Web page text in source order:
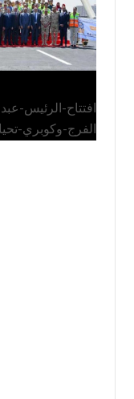
افتتاح-الرئيس-
الفرج-وكوبري-